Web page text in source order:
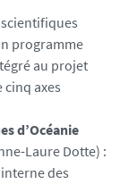
programme
au projet
cinq axes
d’Océanie
Laure Dotte) :
des